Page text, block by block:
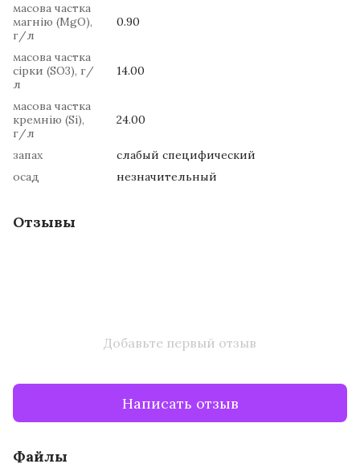
масова частка
магнію (MgO),
г/л
0.90
масова частка
сірки (SO3), г/
л
14.00
масова частка
кремнію (Si),
г/л
24.00
запах
слабый специфический
осад
незначительный
Отзывы
Добавьте первый отзыв
Написать отзыв
Файлы